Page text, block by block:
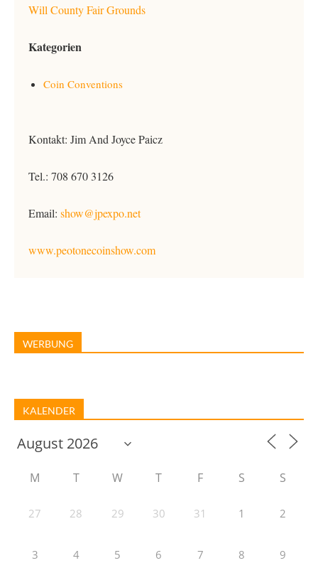
Will County Fair Grounds
Kategorien
Coin Conventions
Kontakt: Jim And Joyce Paicz
Tel.: 708 670 3126
Email: show@jpexpo.net
www.peotonecoinshow.com
WERBUNG
KALENDER
M T W T F S S
27 28 29 30 31 1 2
3 4 5 6 7 8 9